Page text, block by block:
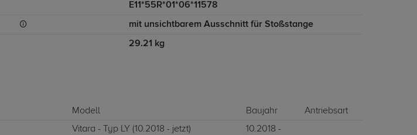
E11*55R*01*06*11578
mit unsichtbarem Ausschnitt für Stoßstange
29.21 kg
Modell Baujahr
Antriebsart
Vitara - Typ LY (10.2018 - jetzt)
10.2018 -